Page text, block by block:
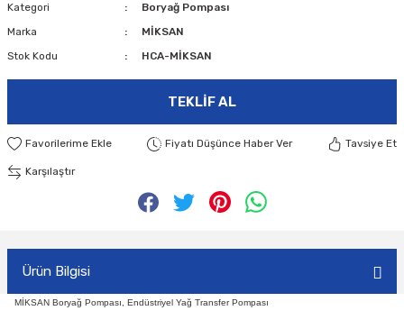
Kategori
Boryağ Pompası
Marka
MİKSAN
Stok Kodu
HCA-MİKSAN
TEKLIF AL
Fiyatı Düşünce Haber Ver Tavsiye Et
Karşılaştır
Ürün Bilgisi
MİKSAN Boryağ Pompası, Endüstriyel Yağ Transfer Pompası